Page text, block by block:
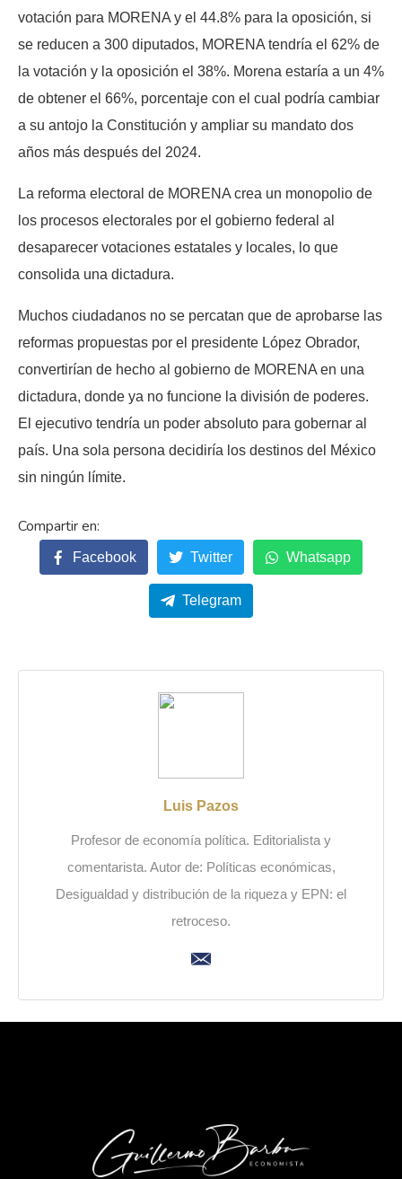
votación para MORENA y el 44.8% para la oposición, si
se reducen a 300 diputados, MORENA tendría el 62% de
la votación y la oposición el 38%. Morena estaría a un 4%
de obtener el 66%, porcentaje con el cual podría cambiar
a su antojo la Constitución y ampliar su mandato dos
años más después del 2024.
La reforma electoral de MORENA crea un monopolio de
los procesos electorales por el gobierno federal al
desaparecer votaciones estatales y locales, lo que
consolida una dictadura.
Muchos ciudadanos no se percatan que de aprobarse las
reformas propuestas por el presidente López Obrador,
convertirían de hecho al gobierno de MORENA en una
dictadura, donde ya no funcione la división de poderes.
El ejecutivo tendría un poder absoluto para gobernar al
país. Una sola persona decidiría los destinos del México
sin ningún límite.
Facebook Twitter Whatsapp
Telegram
Luis Pazos
Profesor de economía política. Editorialista y
comentarista. Autor de: Políticas económicas,
Desigualdad y distribución de la riqueza y EPN: el
retroceso.